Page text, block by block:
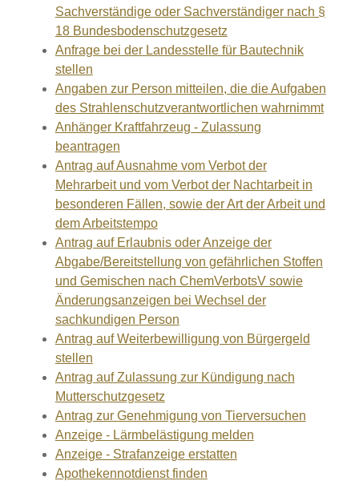
Sachverständige oder Sachverständiger nach §
18 Bundesbodenschutzgesetz
Anfrage bei der Landesstelle für Bautechnik
stellen
Angaben zur Person mitteilen, die die Aufgaben
des Strahlenschutzverantwortlichen wahrnimmt
Anhänger Kraftfahrzeug - Zulassung
beantragen
Antrag auf Ausnahme vom Verbot der
Mehrarbeit und vom Verbot der Nachtarbeit in
besonderen Fällen, sowie der Art der Arbeit und
dem Arbeitstempo
Antrag auf Erlaubnis oder Anzeige der
Abgabe/Bereitstellung von gefährlichen Stoffen
und Gemischen nach ChemVerbotsV sowie
Änderungsanzeigen bei Wechsel der
sachkundigen Person
Antrag auf Weiterbewilligung von Bürgergeld
stellen
Antrag auf Zulassung zur Kündigung nach
Mutterschutzgesetz
Antrag zur Genehmigung von Tierversuchen
Anzeige - Lärmbelästigung melden
Anzeige - Strafanzeige erstatten
Apothekennotdienst finden